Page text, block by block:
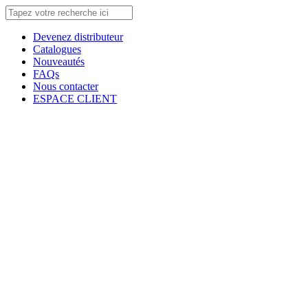
Devenez distributeur
Catalogues
Nouveautés
FAQs
Nous contacter
ESPACE CLIENT